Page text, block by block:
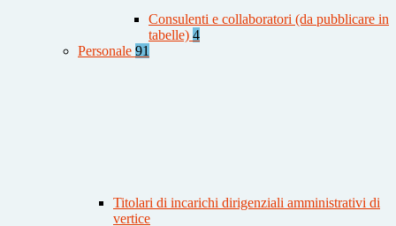
Consulenti e collaboratori (da pubblicare in
tabelle) 4
Personale 91
Titolari di incarichi dirigenziali amministrativi di
vertice